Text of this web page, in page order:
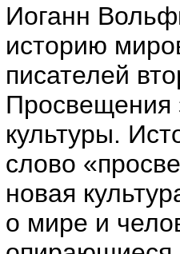
Иоганн
историю
писателей
Просвещения
культуры.
слово
новая
о мире и